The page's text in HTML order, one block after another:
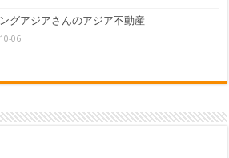
グアジアさんのアジア不動産
06